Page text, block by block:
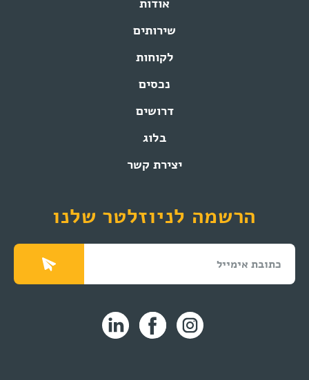
אודות
שירותים
לקוחות
נכסים
דרושים
בלוג
יצירת קשר
הרשמה לניוזלטר שלנו